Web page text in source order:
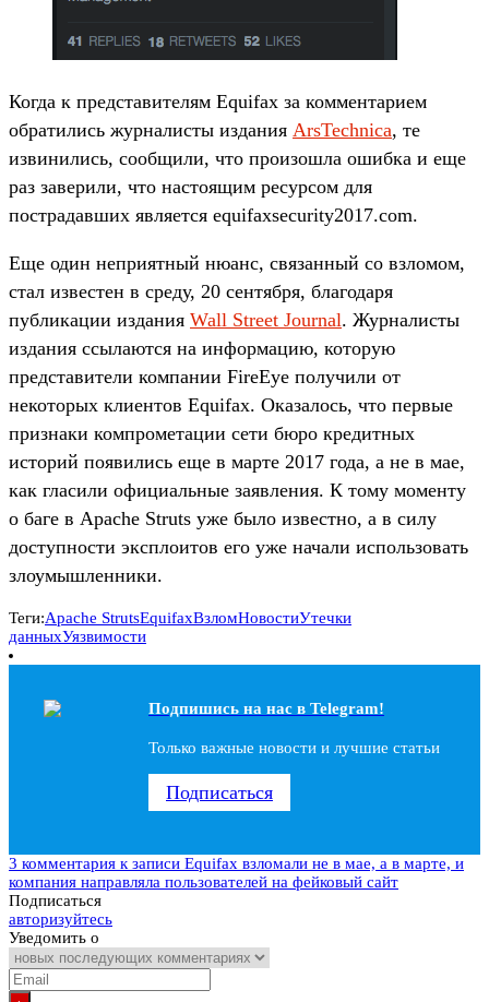
Когда к представителям Equifax за комментарием
обратились журналисты издания ArsTechnica, те
извинились, сообщили, что произошла ошибка и еще
раз заверили, что настоящим ресурсом для
пострадавших является equifaxsecurity2017.com.
Еще один неприятный нюанс, связанный со взломом,
стал известен в среду, 20 сентября, благодаря
публикации издания Wall Street Journal. Журналисты
издания ссылаются на информацию, которую
представители компании FireEye получили от
некоторых клиентов Equifax. Оказалось, что первые
признаки компрометации сети бюро кредитных
историй появились еще в марте 2017 года, а не в мае,
как гласили официальные заявления. К тому моменту
о баге в Apache Struts уже было известно, а в силу
доступности эксплоитов его уже начали использовать
злоумышленники.
Теги:Apache StrutsEquifaxВзломНовостиУтечки
данныхУязвимости
Подпишись на наc в Telegram!
Только важные новости и лучшие статьи
Подписаться
3 комментария к записи Equifax взломали не в мае, а в марте, и
компания направляла пользователей на фейковый сайт
Подписаться
авторизуйтесь
Уведомить о